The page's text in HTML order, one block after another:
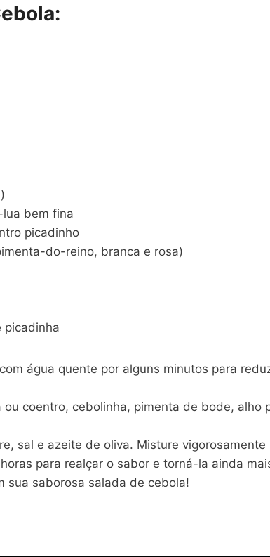
bem fina
picadinho
do-reino, branca e rosa)
picadinha
água quente por alguns minutos para
coentro, cebolinha, pimenta de bode, alho
sal e azeite de oliva. Misture
para realçar o sabor e torná-la ainda
sua saborosa salada de cebola!